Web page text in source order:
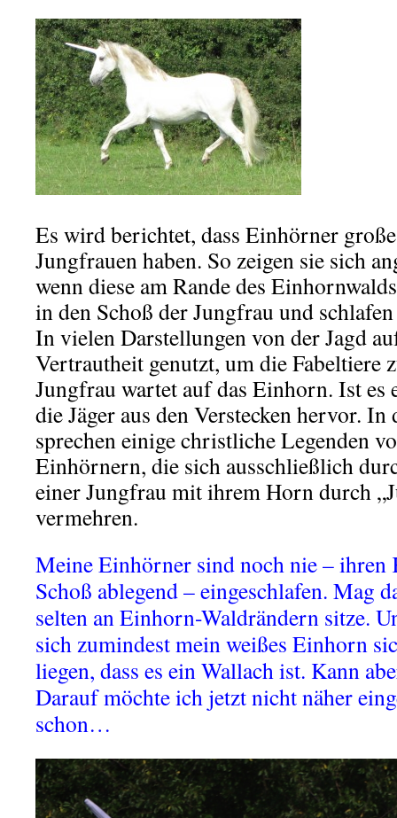
Es wird berichtet, dass Einhörner
Jungfrauen haben. So zeigen sie sich
wenn diese am Rande des
in den Schoß der Jungfrau und
In vielen Darstellungen von der Jagd
Vertrautheit genutzt, um die Fabeltiere
Jungfrau wartet auf das Einhorn. Ist es
die Jäger aus den Verstecken hervor.
sprechen einige christliche Legenden
Einhörnern, die sich ausschließlich
einer Jungfrau mit ihrem Horn durch
vermehren.
Meine Einhörner sind noch nie – ihren
Schoß ablegend – eingeschlafen. Mag
selten an Einhorn-Waldrändern sitze.
sich zumindest mein weißes Einhorn
liegen, dass es ein Wallach ist. Kann
Darauf möchte ich jetzt nicht näher
schon…